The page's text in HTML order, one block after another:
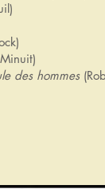
des hommes